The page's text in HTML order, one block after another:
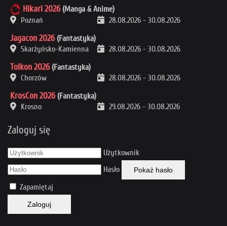
Hikari 2026 (Manga & Anime)
Poznań
28.08.2026 - 30.08.2026
Jagacon 2026 (Fantastyka)
Skarżyńsko-Kamienna
28.08.2026 - 30.08.2026
Tolkon 2026 (Fantastyka)
Chorzów
28.08.2026 - 30.08.2026
KrosCon 2026 (Fantastyka)
Krosno
29.08.2026 - 30.08.2026
Zaloguj się
Użytkownik
Hasło
Pokaż hasło
Zapamiętaj
Zaloguj